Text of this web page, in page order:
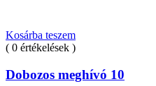
Kosárba teszem
( 0 értékelések )
Dobozos meghívó 10